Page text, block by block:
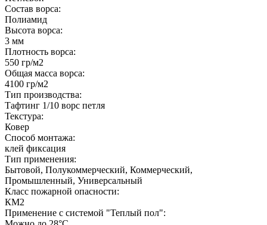
Состав ворса:
Полиамид
Высота ворса:
3 мм
Плотность ворса:
550 гр/м2
Общая масса ворса:
4100 гр/м2
Тип производства:
Тафтинг 1/10 ворс петля
Текстура:
Ковер
Способ монтажа:
клей фиксация
Тип применения:
Бытовой, Полукоммерческий, Коммерческий,
Промышленный, Универсальный
Класс пожарной опасности:
КМ2
Применение с системой "Теплый пол":